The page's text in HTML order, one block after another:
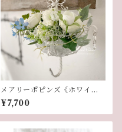
メアリーポピンズ《ホワイ
ト》
¥7,700